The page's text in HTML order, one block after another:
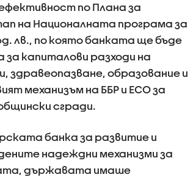
по Плана за
на Националната програма за
лв., по която банката ще бъде
капиталови разходи на
здравеопазване, образование и
механизъм на ББР и ЕСО за
сгради.
банка за развитие и
надеждни механизми за
държавата имаше